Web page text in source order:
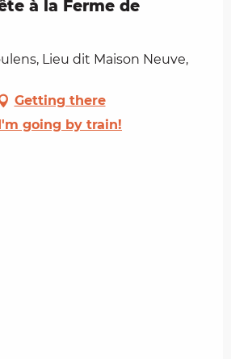
à la Ferme de
Lieu dit Maison Neuve,
Getting there
going by train!